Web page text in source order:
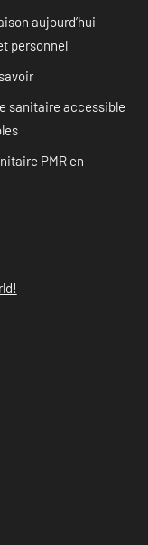
aujourd’hui
personnel
sanitaire accessible
PMR en